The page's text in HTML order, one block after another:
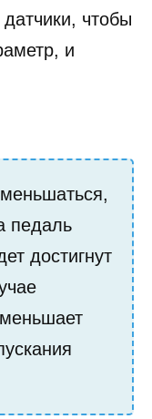
чтобы
и
педаль
достигнут